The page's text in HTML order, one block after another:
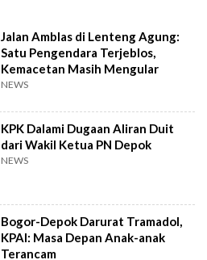
Jalan Amblas di Lenteng Agung:
Satu Pengendara Terjeblos,
Kemacetan Masih Mengular
NEWS
KPK Dalami Dugaan Aliran Duit
dari Wakil Ketua PN Depok
NEWS
Bogor-Depok Darurat Tramadol,
KPAI: Masa Depan Anak-anak
Terancam